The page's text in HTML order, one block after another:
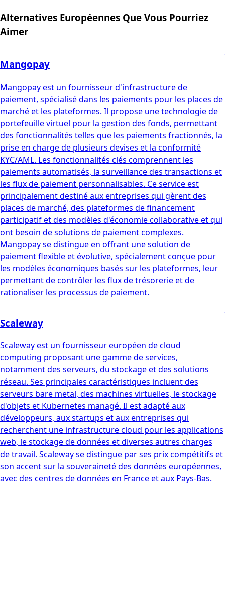
Alternatives Européennes Que Vous Pourriez
Aimer
Mangopay
Mangopay est un fournisseur d'infrastructure de
paiement, spécialisé dans les paiements pour les places de
marché et les plateformes. Il propose une technologie de
portefeuille virtuel pour la gestion des fonds, permettant
des fonctionnalités telles que les paiements fractionnés, la
prise en charge de plusieurs devises et la conformité
KYC/AML. Les fonctionnalités clés comprennent les
paiements automatisés, la surveillance des transactions et
les flux de paiement personnalisables. Ce service est
principalement destiné aux entreprises qui gèrent des
places de marché, des plateformes de financement
participatif et des modèles d'économie collaborative et qui
ont besoin de solutions de paiement complexes.
Mangopay se distingue en offrant une solution de
paiement flexible et évolutive, spécialement conçue pour
les modèles économiques basés sur les plateformes, leur
permettant de contrôler les flux de trésorerie et de
rationaliser les processus de paiement.
Scaleway
Scaleway est un fournisseur européen de cloud
computing proposant une gamme de services,
notamment des serveurs, du stockage et des solutions
réseau. Ses principales caractéristiques incluent des
serveurs bare metal, des machines virtuelles, le stockage
d'objets et Kubernetes managé. Il est adapté aux
développeurs, aux startups et aux entreprises qui
recherchent une infrastructure cloud pour les applications
web, le stockage de données et diverses autres charges
de travail. Scaleway se distingue par ses prix compétitifs et
son accent sur la souveraineté des données européennes,
avec des centres de données en France et aux Pays-Bas.